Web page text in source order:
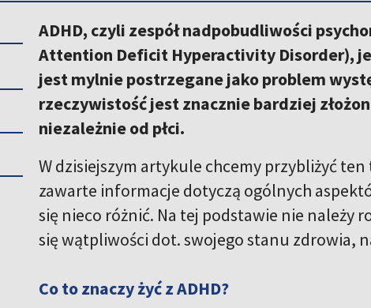
ADHD, czyli zespół nadpobudliwości
Attention Deficit Hyperactivity Disorder),
jest mylnie postrzegane jako problem
rzeczywistość jest znacznie bardziej
niezależnie od płci.
W dzisiejszym artykule chcemy przybliżyć
zawarte informacje dotyczą ogólnych
się nieco różnić. Na tej podstawie nie należy
się wątpliwości dot. swojego stanu zdrowia,
Co to znaczy żyć z ADHD?